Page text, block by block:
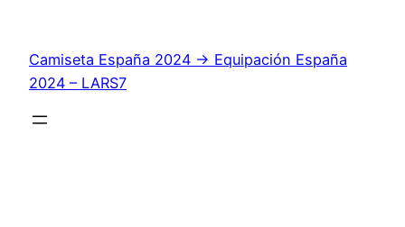
contenido
Camiseta España 2024 → Equipación España
2024 – LARS7